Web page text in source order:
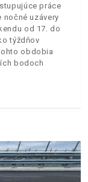
práce
nočné uzávery
od 17. do
týždňov
obdobia
bodoch